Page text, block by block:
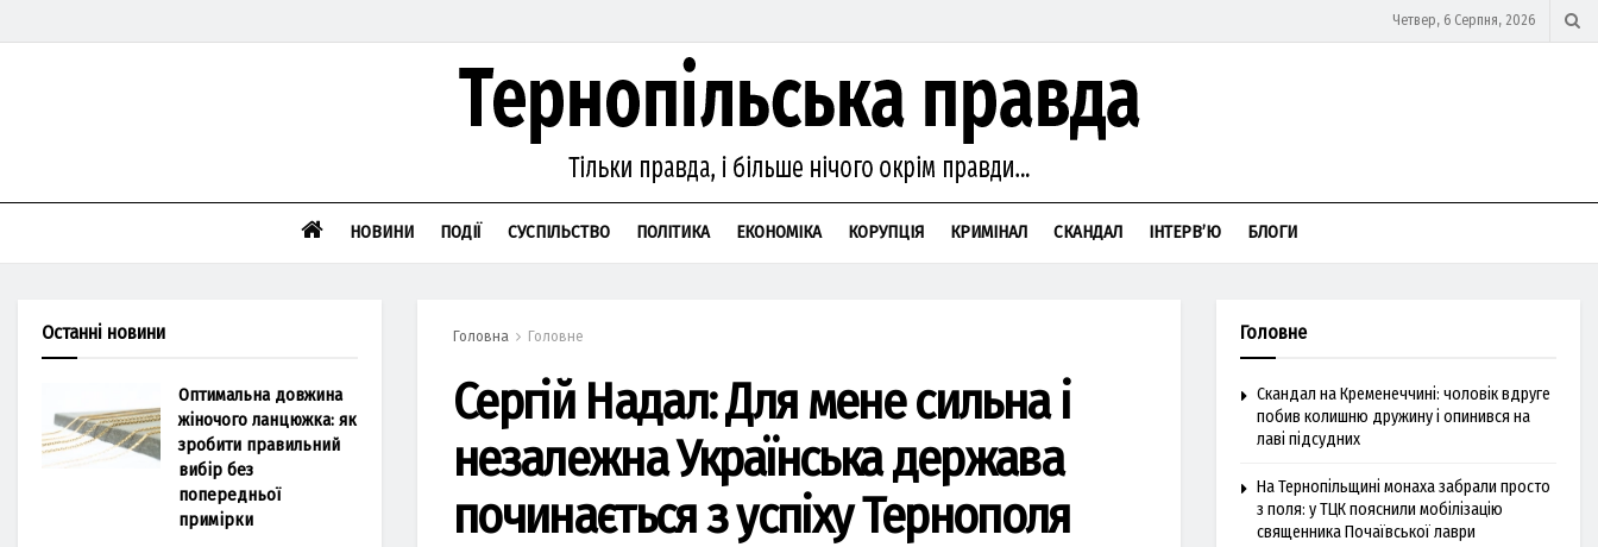
Четвер, 6 Серпня, 2026
НОВИНИ ПОДІЇ СУСПІЛЬСТВО ПОЛІТИКА ЕКОНОМІКА КОРУПЦІЯ КРИМІНАЛ СКАНДАЛ ІНТЕРВ’Ю БЛОГИ
Головна Головне
Сергій Надал: Для мене сильна і
незалежна Українська держава
починається з успіху Тернополя
Останні новини
Оптимальна довжина
жіночого ланцюжка: як
зробити правильний
вибір без
попередньої
примірки
Головне
Скандал на Кременеччині: чоловік вдруге
побив колишню дружину і опинився на
лаві підсудних
На Тернопільщині монаха забрали просто
з поля: у ТЦК пояснили мобілізацію
священника Почаївської лаври